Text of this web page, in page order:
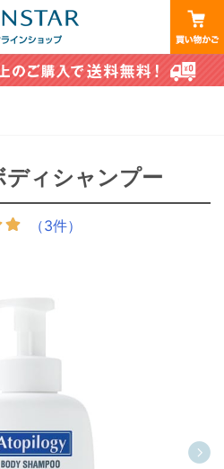
ィシャンプー